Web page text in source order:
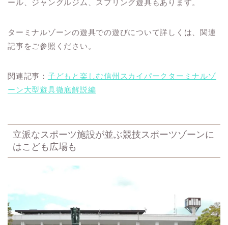
ール、ジャングルジム、スプリング遊具もあります。
ターミナルゾーンの遊具での遊びについて詳しくは、関連
記事をご参照ください。
関連記事： 子どもと楽しむ信州スカイパークターミナルゾ
ーン大型遊具徹底解説編
立派なスポーツ施設が並ぶ競技スポーツゾーンに
はこども広場も